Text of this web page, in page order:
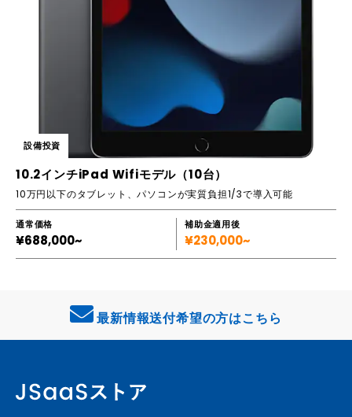
設備投資
10.2インチiPad Wifiモデル（10台）
10万円以下のタブレット、パソコンが実質負担1/3で導入可能
通常価格
¥688,000~
補助金適用後
¥230,000~
最新情報送付希望の方はこちら